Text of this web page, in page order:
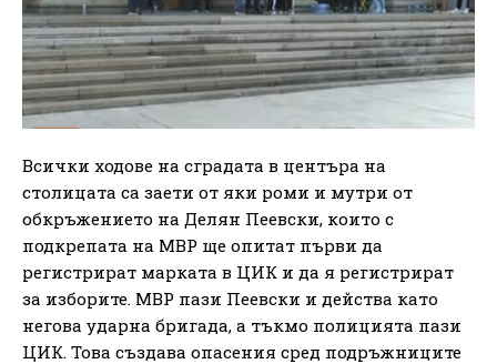
Всички ходове на сградата в центъра на
столицата са заети от яки роми и мутри от
обкръжението на Делян Пеевски, които с
подкрепата на МВР ще опитат първи да
регистрират марката в ЦИК и да я регистрират
за изборите. МВР пази Пеевски и действа като
негова ударна бригада, а тъкмо полицията пази
ЦИК. Това създава опасения сред подръжниците